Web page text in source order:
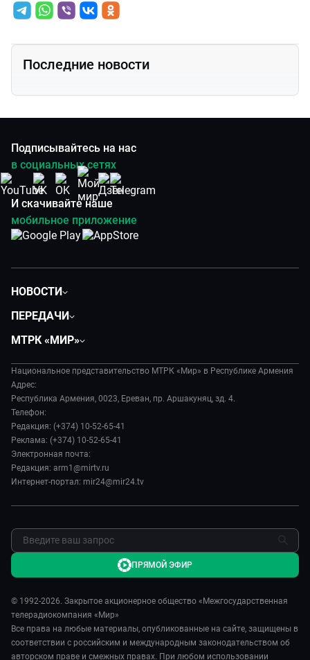
Последние новости
Подписывайтесь на нас
в социальных сетях
И скачивайте наше
мобильное приложение
НОВОСТИ
Экономика
Происшествия
Наука и технологии
Культура
Спорт
ПЕРЕДАЧИ
Евразия. Культурно
Евразия. Регионы
Наши иностранцы
Пять причин поехать в...
Сделано в Содружестве
Я – волонтер
МТРК «МИР»
История
Руководство
Лица мира
Новости
Пресса о нас
Карьера
Национальное представительство МТРК «Мир» в Республике Армения
Адрес:
Республика Армения, 0023, Ереван, пр. Аршакуняц, зд. 4.
Телефон:
Редакция: (+374) 10-52-65-41
Реклама: (+374) 10-52-65-41
Электронная почта:
Редакция: arm1@mirtv.ru
Интернет-портал: mir24@mir24.tv
© 1992-2026. Закрытое акционерное общество «Межгосударственная
телерадиокомпания «Мир»
Все права на любые материалы, опубликованные на сайте, защищены в
соответствии с российским и международным законодательством об
авторском праве и смежных правах. При любом использовании
ПРЯМОЙ ЭФИР